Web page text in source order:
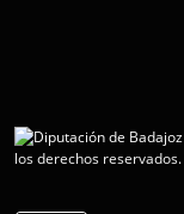
los derechos reservados.